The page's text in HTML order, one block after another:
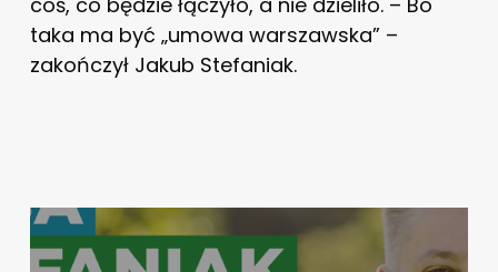
taka ma być „umowa warszawska” –
zakończył Jakub Stefaniak.